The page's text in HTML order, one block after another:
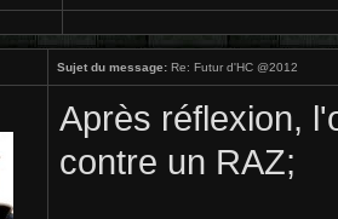
Sujet du message: Re: Futur d'HC @2012
Après réflexion,
contre un RAZ;